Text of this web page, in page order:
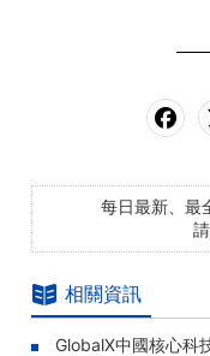
每日最新、最
相關資訊
GlobalX中國核心